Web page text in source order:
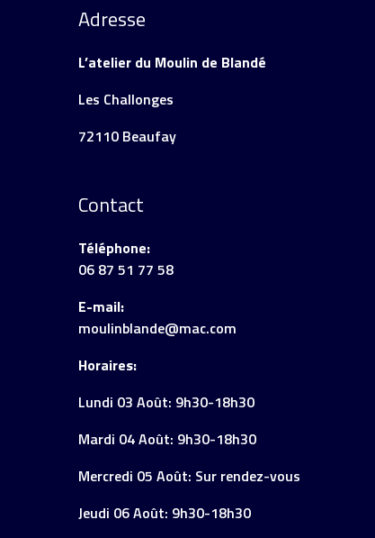
Adresse
L’atelier du Moulin de Blandé
Les Challonges
72110 Beaufay
Contact
Téléphone:
06 87 51 77 58
E-mail:
moulinblande@mac.com
Horaires:
Lundi 03 Août: 9h30-18h30
Mardi 04 Août: 9h30-18h30
Mercredi 05 Août: Sur rendez-vous
Jeudi 06 Août: 9h30-18h30